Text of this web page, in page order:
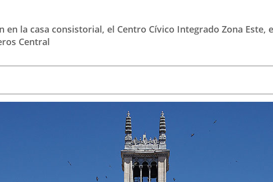
la casa consistorial, el Centro Cívico Integrado Zona Este,
Central